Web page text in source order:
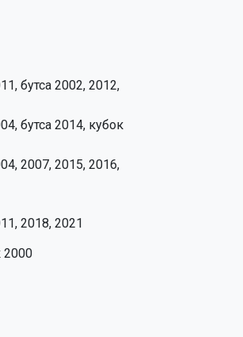
бутса 2002, 2012,
бутса 2014, кубок
2007, 2015, 2016,
2018, 2021
2000